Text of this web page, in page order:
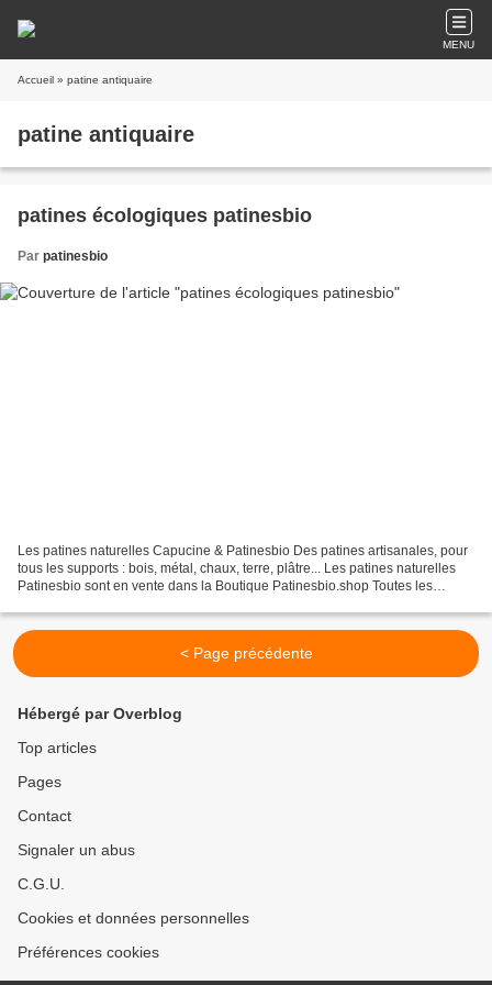
MENU
Accueil » patine antiquaire
patine antiquaire
patines écologiques patinesbio
Par patinesbio
Les patines naturelles Capucine & Patinesbio Des patines artisanales, pour
tous les supports : bois, métal, chaux, terre, plâtre... Les patines naturelles
Patinesbio sont en vente dans la Boutique Patinesbio.shop Toutes les
< Page précédente
Hébergé par Overblog
Top articles
Pages
Contact
Signaler un abus
C.G.U.
Cookies et données personnelles
Préférences cookies